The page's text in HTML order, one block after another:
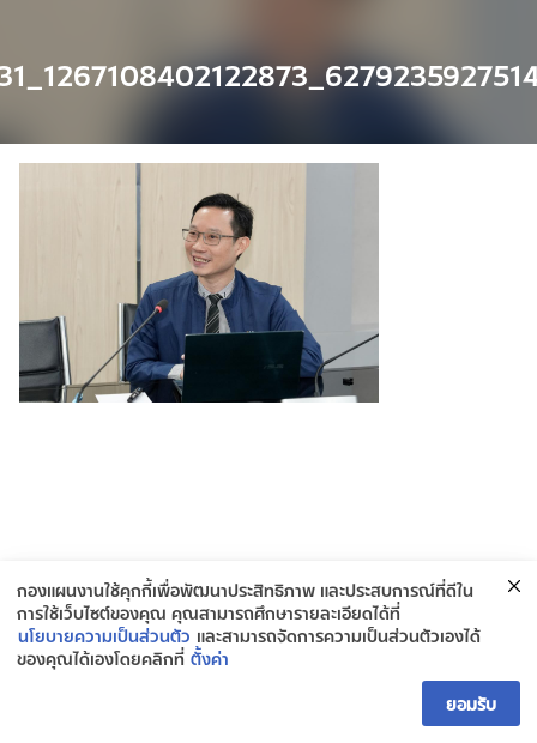
กองแผนงานใช้คุกกี้เพื่อพัฒนาประสิทธิภาพ และประสบการณ์ที่ดีใน
การใช้เว็บไซต์ของคุณ คุณสามารถศึกษารายละเอียดได้ที่
นโยบายความเป็นส่วนตัว และสามารถจัดการความเป็นส่วนตัวเองได้
ของคุณได้เองโดยคลิกที่ ตั้งค่า
ยอมรับ
Open